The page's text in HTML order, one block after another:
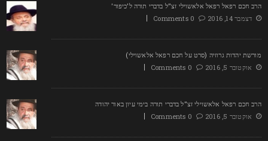
חכם רפאל רפאל אלאשוילי זצ"ל בדברי תורה ל'כיפור'
דצמבר 14, 2016
0 Comments
יהדות גרוזיה (סרט על חכם רפאל אלאשוילי)
אוקטובר 5, 2016
0 Comments
חכם רפאל אלאשוילי זצ"ל בדברי תורה בימי עיון באור יהודה
אוקטובר 5, 2016
0 Comments